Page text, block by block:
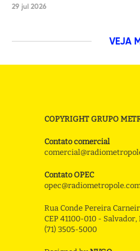
29 jul 2026
VEJA
COPYRIGHT GRUPO
Contato comercial
Contato OPEC
Rua Conde Pereira
CEP 41100-010 - Salvador,
(71) 3505-5000